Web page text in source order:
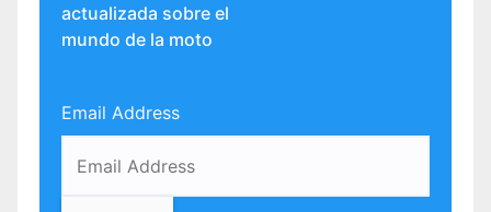
actualizada sobre el
mundo de la moto
Email Address